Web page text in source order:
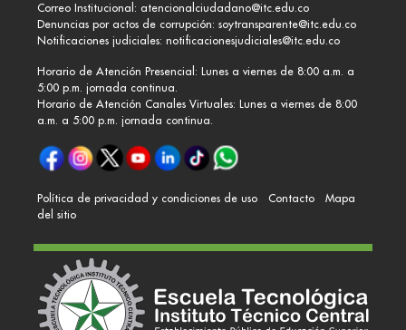
Correo Institucional: atencionalciudadano@itc.edu.co
Denuncias por actos de corrupción: soytransparente@itc.edu.co
Notificaciones judiciales: notificacionesjudiciales@itc.edu.co
Horario de Atención Presencial: Lunes a viernes de 8:00 a.m. a
5:00 p.m. jornada continua.
Horario de Atención Canales Virtuales: Lunes a viernes de 8:00
a.m. a 5:00 p.m. jornada continua.
Política de privacidad y condiciones de uso Contacto
Mapa
del sitio